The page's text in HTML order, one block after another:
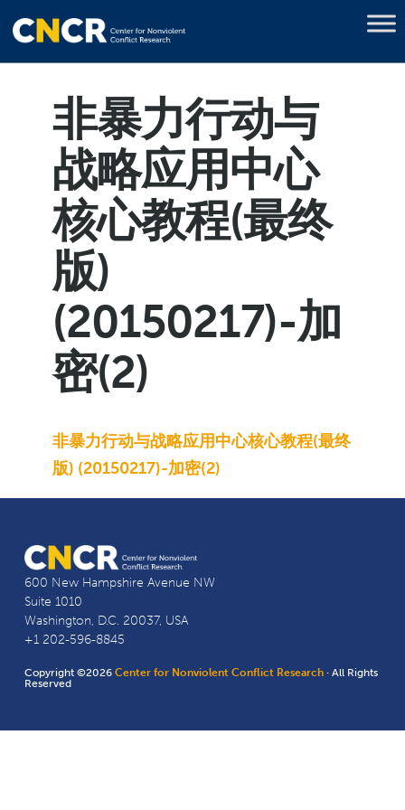
非暴力行动与
战略应用中心
核心教程(最终
版)
(20150217)-加
密(2)
非暴力行动与战略应用中心核心教程(最终
版) (20150217)-加密(2)
600 New Hampshire Avenue NW
Suite 1010
Washington, D.C. 20037, USA
+1 202-596-8845
Copyright ©2026Center for Nonviolent Conflict Research · All Rights
Reserved